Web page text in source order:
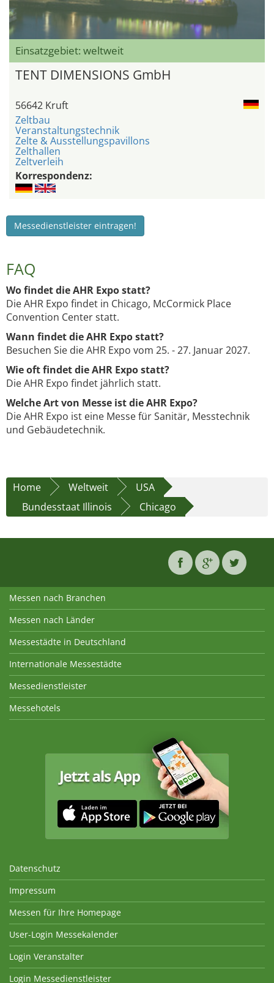
Einsatzgebiet: weltweit
TENT DIMENSIONS GmbH
56642 Kruft
Zeltbau
Veranstaltungstechnik
Zelte & Ausstellungspavillons
Zelthallen
Zeltverleih
Korrespondenz:
Messedienstleister eintragen!
FAQ
Wo findet die AHR Expo statt?
Die AHR Expo findet in Chicago, McCormick Place
Convention Center statt.
Wann findet die AHR Expo statt?
Besuchen Sie die AHR Expo vom 25. - 27. Januar 2027.
Wie oft findet die AHR Expo statt?
Die AHR Expo findet jährlich statt.
Welche Art von Messe ist die AHR Expo?
Die AHR Expo ist eine Messe für Sanitär, Messtechnik
und Gebäudetechnik.
Home Weltweit
USA
Bundesstaat Illinois
Chicago
Messen nach Branchen
Messen nach Länder
Messestädte in Deutschland
Internationale Messestädte
Messedienstleister
Messehotels
Datenschutz
Impressum
Messen für Ihre Homepage
User-Login Messekalender
Login Veranstalter
Login Messedienstleister